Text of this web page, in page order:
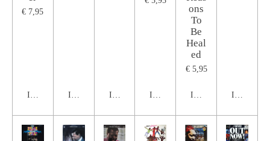
€ 7,95
In winkelwagenIn winkelwagenIn winkelwagenIn winkelwagen
ons
To
Be
Heal
ed
€ 5,95
In winkelwagen
In